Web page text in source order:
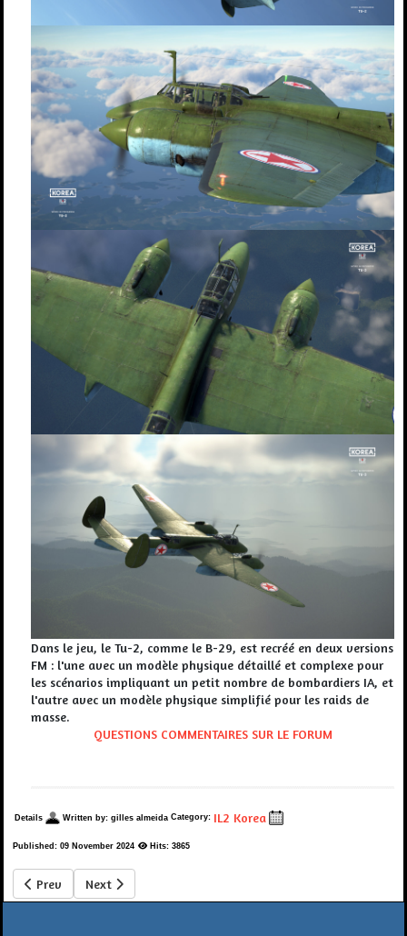
Dans le jeu, le Tu-2, comme le B-29, est recréé en deux versions
FM : l'une avec un modèle physique détaillé et complexe pour
les scénarios impliquant un petit nombre de bombardiers IA, et
l'autre avec un modèle physique simplifié pour les raids de
masse.
QUESTIONS COMMENTAIRES SUR LE FORUM
Details Written by: gilles almeida Category: IL2 Korea
Published: 09 November 2024 Hits: 3865
Previous article: Dev Update IL2 KOREA les sons de tir
Prev Next article: IL2 KOREA DEV NEWS 1 Novembre 2024
Next